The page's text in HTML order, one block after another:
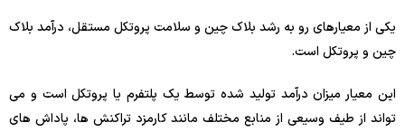
یکی از معیارهای رو به رشد بلاک چین و سلامت پروتکل مستقل، درآمد بلاک
چین و پروتکل است.
این معیار میزان درآمد تولید شده توسط یک پلتفرم یا پروتکل است و می
تواند از طیف وسیعی از منابع مختلف مانند کارمزد تراکنش ها، پاداش های